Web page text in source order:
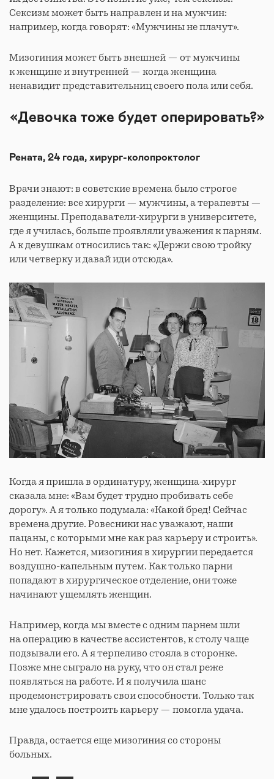
Сексизм может быть направлен и на мужчин:
например, когда говорят: «Мужчины не плачут».
Мизогиния может быть внешней — от мужчины
к женщине и внутренней — когда женщина
ненавидит представительниц своего пола или себя.
«Девочка тоже будет оперировать?»
Рената, 24 года, хирург-колопроктолог
Врачи знают: в советские времена было строгое
разделение: все хирурги — мужчины, а терапевты —
женщины. Преподаватели-хирурги в университете,
где я училась, больше проявляли уважения к парням.
А к девушкам относились так: «Держи свою тройку
или четверку и давай иди отсюда».
Когда я пришла в ординатуру, женщина-хирург
сказала мне: «Вам будет трудно пробивать себе
дорогу». А я только подумала: «Какой бред! Сейчас
времена другие. Ровесники нас уважают, наши
пацаны, с которыми мне как раз карьеру и строить».
Но нет. Кажется, мизогиния в хирургии передается
воздушно-капельным путем. Как только парни
попадают в хирургическое отделение, они тоже
начинают ущемлять женщин.
Например, когда мы вместе с одним парнем шли
на операцию в качестве ассистентов, к столу чаще
подзывали его. А я терпеливо стояла в сторонке.
Позже мне сыграло на руку, что он стал реже
появляться на работе. И я получила шанс
продемонстрировать свои способности. Только так
мне удалось построить карьеру — помогла удача.
Правда, остается еще мизогиния со стороны
больных.